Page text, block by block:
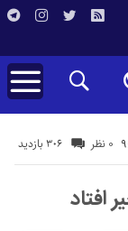
306 بازدید 0 نظر